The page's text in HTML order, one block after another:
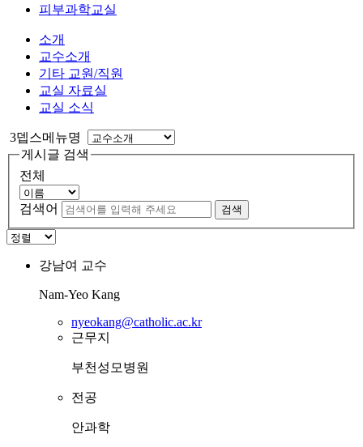
피부과학교실
소개
교수소개
기타 교원/직원
교실 자료실
교실 소식
3뎁스메뉴명
게시글 검색
전체
검색어 검색
강남여 교수
Nam-Yeo Kang
nyeokang@catholic.ac.kr
근무지
부천성모병원
전공
안과학